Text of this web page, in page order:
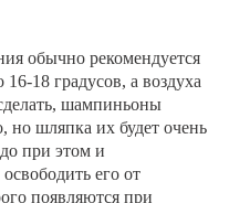
обычно рекомендуется
18 градусов, а воздуха
шампиньоны
но шляпка их будет очень
при этом и
его от
появляются при